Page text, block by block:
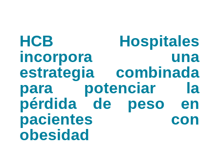
HCB Hospitales
incorpora una
estrategia combinada
para potenciar la
pérdida de peso en
pacientes con
obesidad